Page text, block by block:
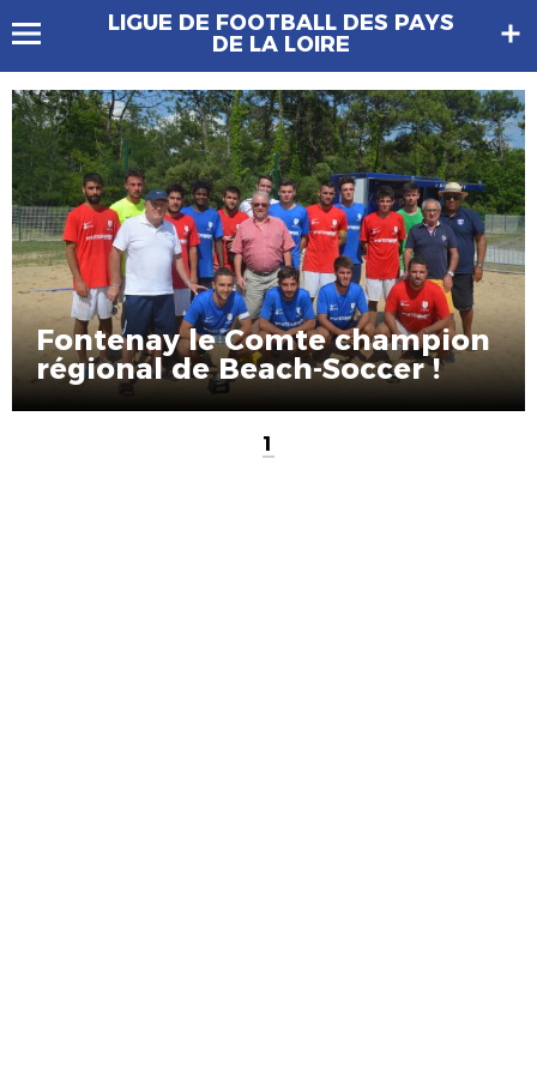
LIGUE DE FOOTBALL DES PAYS
DE LA LOIRE
Fontenay le Comte champion
régional de Beach-Soccer !
1